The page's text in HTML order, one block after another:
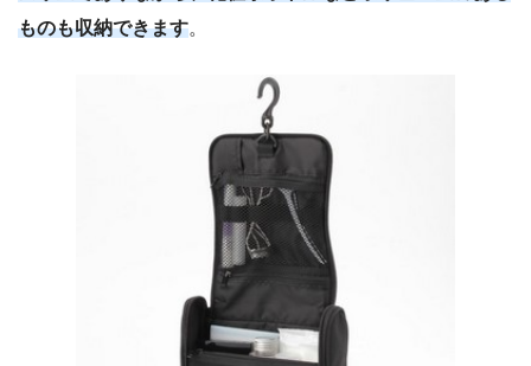
ものも収納できます。